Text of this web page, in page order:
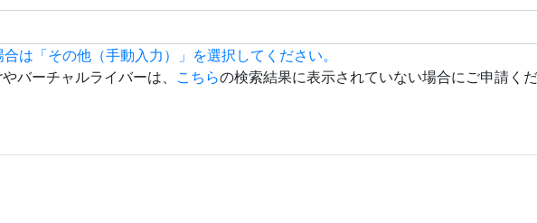
は「その他（手動入力）」を選択してください。
バーチャルライバーは、 こちらの検索結果に表示されていない場合にご申請く